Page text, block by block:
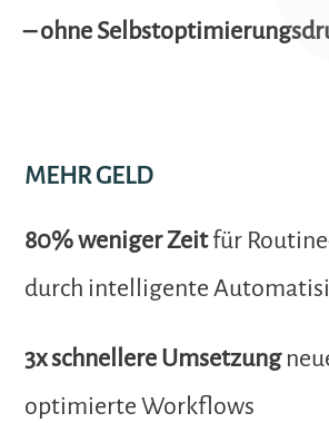
– ohne
MEHR GELD
80% weniger Zeitfür
durch intelligente
3x schnellere Umsetzung
optimierte Workflows